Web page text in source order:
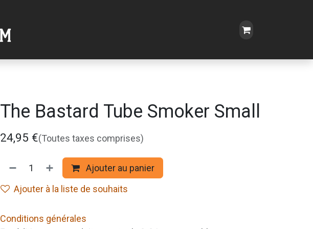
The Bastard Tube Smoker Small
24,95 €(Toutes taxes comprises)
Ajouter au panier
Ajouter à la liste de souhaits
Conditions générales